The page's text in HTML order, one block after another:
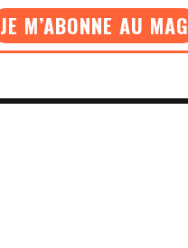
JE M’ABONNE AU MAG